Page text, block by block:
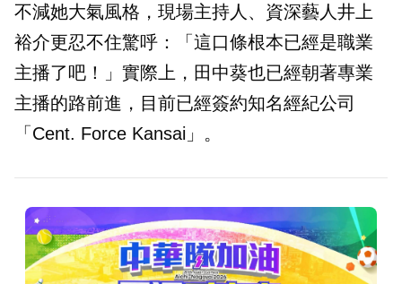
不減她大氣風格，現場主持人、資深藝人井上
裕介更忍不住驚呼：「這口條根本已經是職業
主播了吧！」實際上，田中葵也已經朝著專業
主播的路前進，目前已經簽約知名經紀公司
「Cent. Force Kansai」。